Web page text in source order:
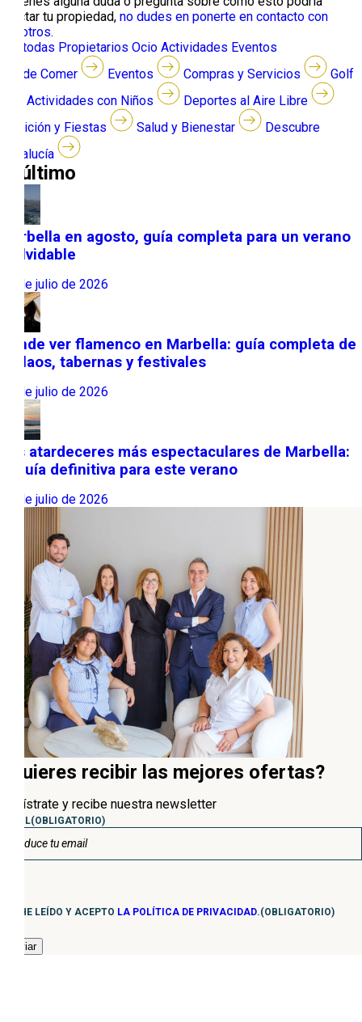
afectar tu propiedad, no dudes en ponerte en contacto con
nosotros.
Ver todas Propietarios Ocio Actividades Eventos
Dónde Comer
Eventos Compras y Servicios
Golf
Actividades con Niños
Deportes al Aire Libre
Tradición y Fiestas
Salud y Bienestar
Descubre
Andalucía
lo último
Marbella en agosto, guía completa para un verano
inolvidable
31 de julio de 2026
Dónde ver flamenco en Marbella: guía completa de
tablaos, tabernas y festivales
22 de julio de 2026
Los atardeceres más espectaculares de Marbella:
la guía definitiva para este verano
13 de julio de 2026
¿Quieres recibir las mejores ofertas?
Regístrate y recibe nuestra newsletter
EMAIL(OBLIGATORIO)
Consentimiento(Obligatorio)
HE LEÍDO Y ACEPTO LA POLÍTICA DE PRIVACIDAD.(OBLIGATORIO)